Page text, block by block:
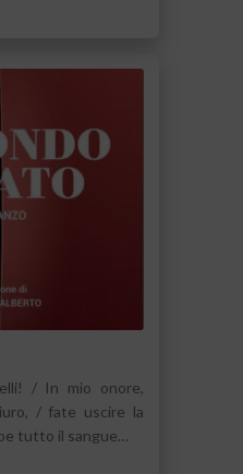
/ In mio onore,
/ fate uscire la
tutto il sangue…